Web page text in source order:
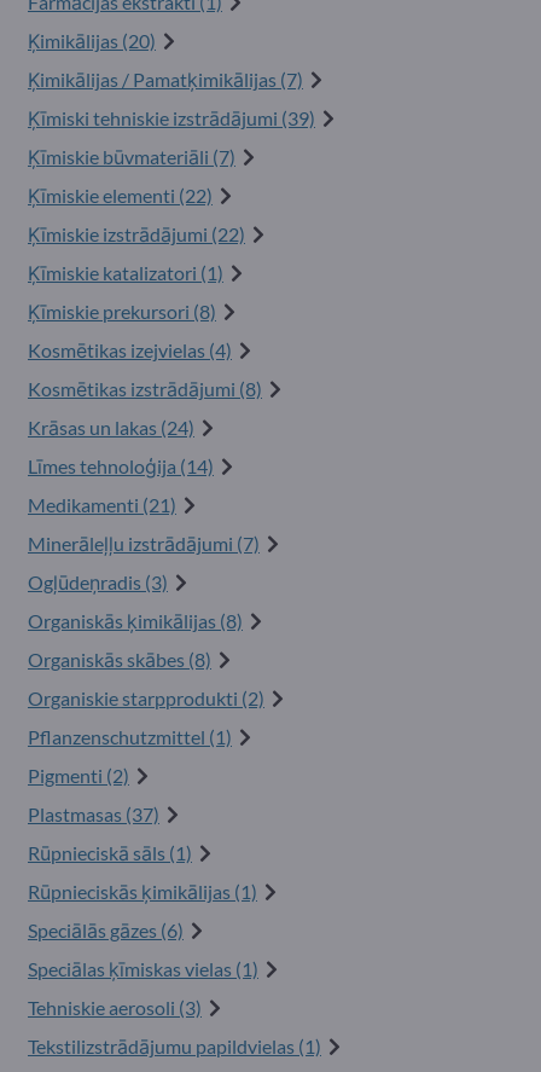
Ķimikālijas (20)
Ķimikālijas / Pamatķimikālijas (7)
Ķīmiski tehniskie izstrādājumi (39)
Ķīmiskie būvmateriāli (7)
Ķīmiskie elementi (22)
Ķīmiskie izstrādājumi (22)
Ķīmiskie katalizatori (1)
Ķīmiskie prekursori (8)
Kosmētikas izejvielas (4)
Kosmētikas izstrādājumi (8)
Krāsas un lakas (24)
Līmes tehnoloģija (14)
Medikamenti (21)
Minerāleļļu izstrādājumi (7)
Ogļūdeņradis (3)
Organiskās ķimikālijas (8)
Organiskās skābes (8)
Organiskie starpprodukti (2)
Pflanzenschutzmittel (1)
Pigmenti (2)
Plastmasas (37)
Rūpnieciskā sāls (1)
Rūpnieciskās ķimikālijas (1)
Speciālās gāzes (6)
Speciālas ķīmiskas vielas (1)
Tehniskie aerosoli (3)
Tekstilizstrādājumu papildvielas (1)